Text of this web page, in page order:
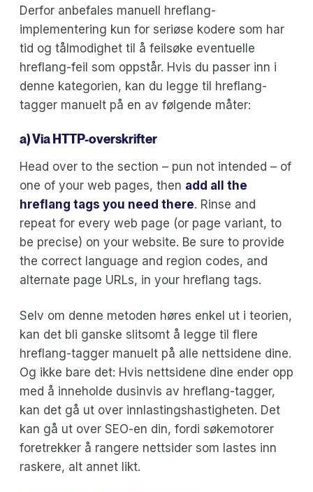
Derfor anbefales manuell hreflang-
implementering kun for seriøse kodere som har
tid og tålmodighet til å feilsøke eventuelle
hreflang-feil som oppstår. Hvis du passer inn i
denne kategorien, kan du legge til hreflang-
tagger manuelt på en av følgende måter:
a) Via HTTP-overskrifter
Head over to the section – pun not intended – of
one of your web pages, then add all the
hreflang tags you need there. Rinse and
repeat for every web page (or page variant, to
be precise) on your website. Be sure to provide
the correct language and region codes, and
alternate page URLs, in your hreflang tags.
Selv om denne metoden høres enkel ut i teorien,
kan det bli ganske slitsomt å legge til flere
hreflang-tagger manuelt på alle nettsidene dine.
Og ikke bare det: Hvis nettsidene dine ender opp
med å inneholde dusinvis av hreflang-tagger,
kan det gå ut over innlastingshastigheten. Det
kan gå ut over SEO-en din, fordi søkemotorer
foretrekker å rangere nettsider som lastes inn
raskere, alt annet likt.